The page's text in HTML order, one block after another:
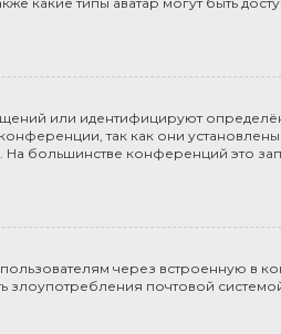
или идентифицируют
так как они
большинстве конференций это
через встроенную в
злоупотребления почтовой